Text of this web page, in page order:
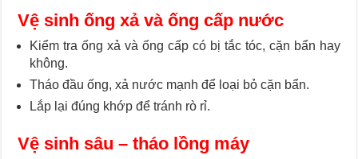
Vệ sinh ống xả và ống cấp nước
Kiểm tra ống xả và ống cấp có bị tắc tóc, cặn bẩn hay
không.
Tháo đầu ống, xả nước mạnh để loại bỏ cặn bẩn.
Lắp lại đúng khớp để tránh rò rỉ.
Vệ sinh sâu – tháo lồng máy